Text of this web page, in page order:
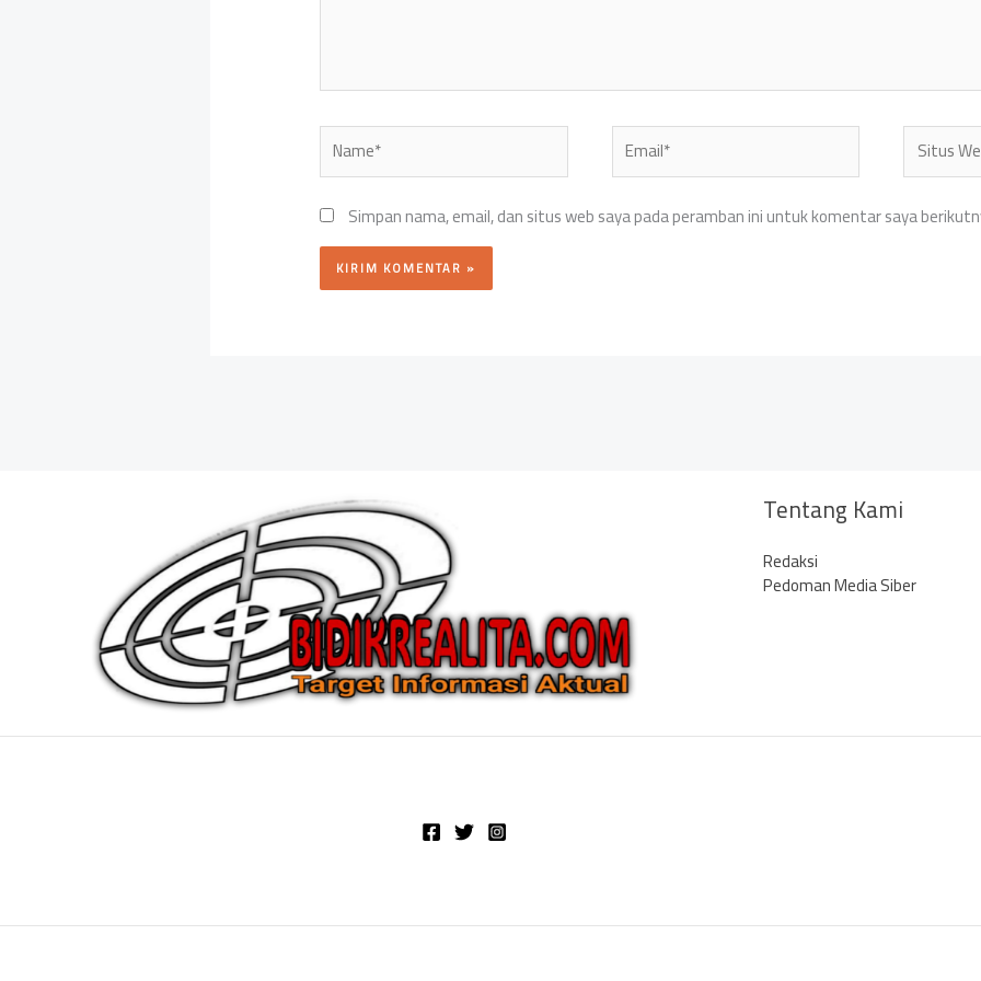
Name* Email* Situs
Web
Simpan nama, email, dan situs web saya pada peramban ini untuk komentar saya
Tentang Kami
Redaksi
Pedoman Media Siber